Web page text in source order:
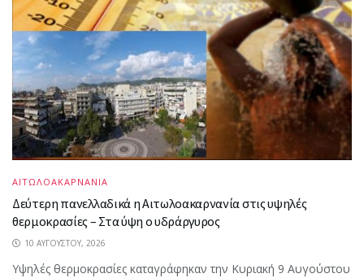
ΑΙΤΩΛΟΑΚΑΡΝΑΝΙΑ
Δεύτερη πανελλαδικά η Αιτωλοακαρνανία στις υψηλές
θερμοκρασίες – Στα ύψη ο υδράργυρος
10 ΑΥΓΟΎΣΤΟΥ, 2026
Υψηλές θερμοκρασίες καταγράφηκαν την Κυριακή 9 Αυγούστου